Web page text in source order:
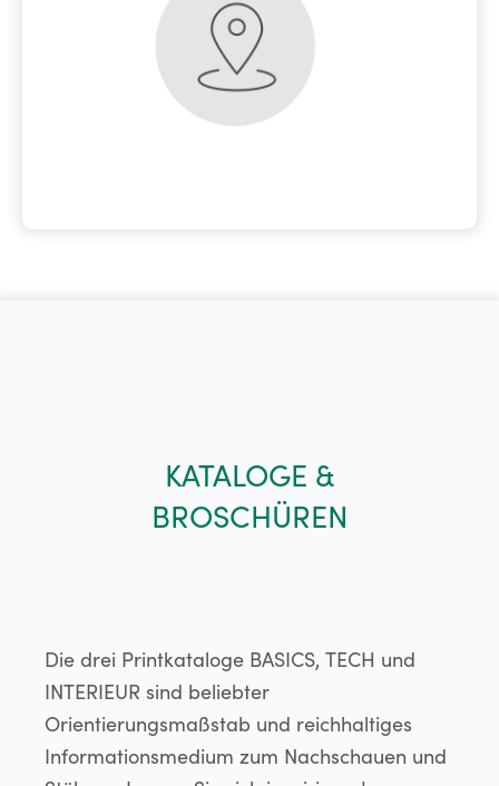
KATALOGE &
BROSCHÜREN
Die drei Printkataloge BASICS, TECH und
INTERIEUR sind beliebter
Orientierungsmaßstab und reichhaltiges
Informationsmedium zum Nachschauen und